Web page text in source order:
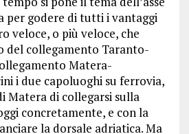
per godere di tutti i vantaggi
veloce, o più veloce, che
del collegamento Taranto-
Matera-
i due capoluoghi su ferrovia,
Matera di collegarsi sulla
concretamente, e con la
la dorsale adriatica. Ma